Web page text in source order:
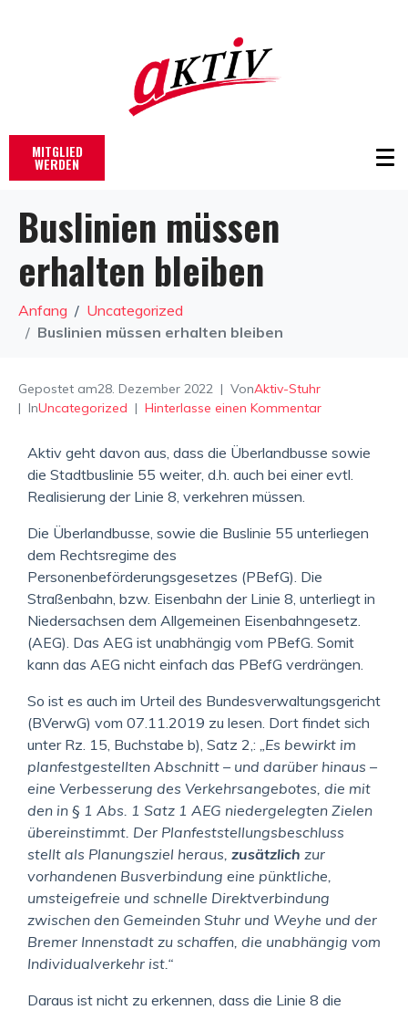
MITGLIED
WERDEN
Buslinien müssen
erhalten bleiben
Anfang
Uncategorized
Buslinien müssen erhalten bleiben
Gepostet am28. Dezember 2022 VonAktiv-Stuhr
InUncategorized Hinterlasse einen Kommentar
Aktiv geht davon aus, dass die Überlandbusse sowie
die Stadtbuslinie 55 weiter, d.h. auch bei einer evtl.
Realisierung der Linie 8, verkehren müssen.
Die Überlandbusse, sowie die Buslinie 55 unterliegen
dem Rechtsregime des
Personenbeförderungsgesetzes (PBefG). Die
Straßenbahn, bzw. Eisenbahn der Linie 8, unterliegt in
Niedersachsen dem Allgemeinen Eisenbahngesetz.
(AEG). Das AEG ist unabhängig vom PBefG. Somit
kann das AEG nicht einfach das PBefG verdrängen.
So ist es auch im Urteil des Bundesverwaltungsgericht
(BVerwG) vom 07.11.2019 zu lesen. Dort findet sich
unter Rz. 15, Buchstabe b), Satz 2,: „Es bewirkt im
planfestgestellten Abschnitt – und darüber hinaus –
eine Verbesserung des Verkehrsangebotes, die mit
den in § 1 Abs. 1 Satz 1 AEG niedergelegten Zielen
übereinstimmt. Der Planfeststellungsbeschluss
stellt als Planungsziel heraus, zusätzlich zur
vorhandenen Busverbindung eine pünktliche,
umsteigefreie und schnelle Direktverbindung
zwischen den Gemeinden Stuhr und Weyhe und der
Bremer Innenstadt zu schaffen, die unabhängig vom
Individualverkehr ist.“
Daraus ist nicht zu erkennen, dass die Linie 8 die